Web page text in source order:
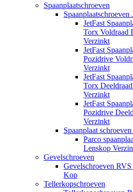
Spaanplaatschroeven
Spaanplaatschroeven
JetFast
Torx Voldraad
Verzinkt
JetFast
Pozidrive
Verzinkt
JetFast
Torx
Verzinkt
JetFast
Pozidrive
Verzinkt
Spaanplaat
Parco
Lenskop
Gevelschroeven
Gevelschroeven
Kop
Tellerkopschroeven